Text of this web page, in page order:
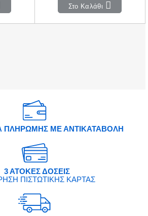
Στο Καλάθι
ΠΛΗΡΩΜΗΣ ΜΕ ΑΝΤΙΚΑΤΑΒΟΛΗ
3 ΑΤΟΚΕΣ ΔΟΣΕΙΣ
ΠΙΣΤΩΤΙΚΗΣ ΚΑΡΤΑΣ